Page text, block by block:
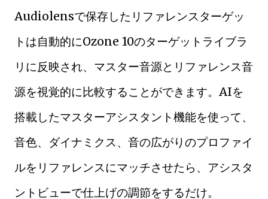
Audiolensで保存したリファレンスターゲッ
トは自動的にOzone 10のターゲットライブラ
リに反映され、マスター音源とリファレンス音
源を視覚的に比較することができます。AIを
搭載したマスターアシスタント機能を使って、
音色、ダイナミクス、音の広がりのプロファイ
ルをリファレンスにマッチさせたら、アシスタ
ントビューで仕上げの調節をするだけ。